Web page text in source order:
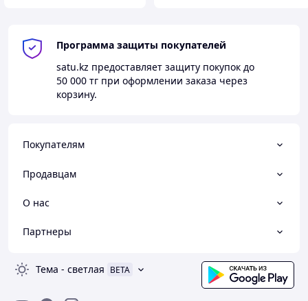
Программа защиты покупателей
satu.kz предоставляет защиту покупок до
50 000 тг при оформлении заказа через
корзину.
Покупателям
Продавцам
О нас
Партнеры
Тема - светлая BETA